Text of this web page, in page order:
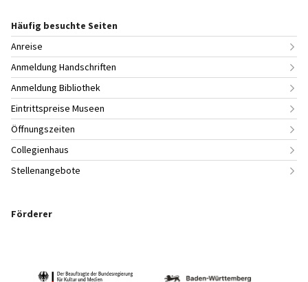
Häufig besuchte Seiten
Anreise
Anmeldung Handschriften
Anmeldung Bibliothek
Eintrittspreise Museen
Öffnungszeiten
Collegienhaus
Stellenangebote
Förderer